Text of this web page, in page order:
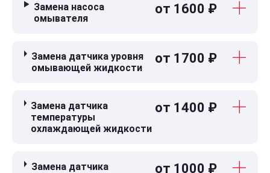
Замена насоса
омывателя
от 1600 ₽
Замена датчика уровня
омывающей жидкости
от 1700 ₽
Замена датчика
температуры
охлаждающей жидкости
от 1400 ₽
Замена датчика
от 1000 ₽